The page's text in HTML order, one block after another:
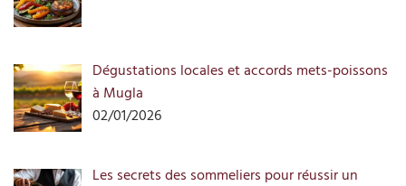
Dégustations locales et accords mets-poissons
à Mugla
02/01/2026
Les secrets des sommeliers pour réussir un